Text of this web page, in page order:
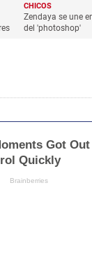
CHICOS
Zendaya se une
del 'photoshop'
Got Out
Quickly
Brainberries